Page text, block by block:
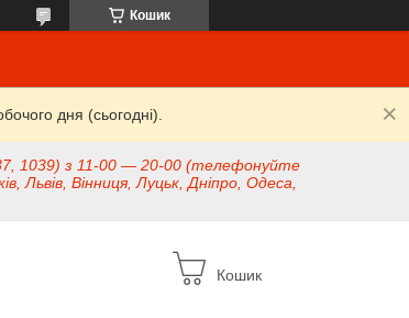
Кошик
дня (сьогодні).
1039) з 11-00 — 20-00 (телефонуйте
Львів, Вінниця, Луцьк, Дніпро, Одеса,
Кошик